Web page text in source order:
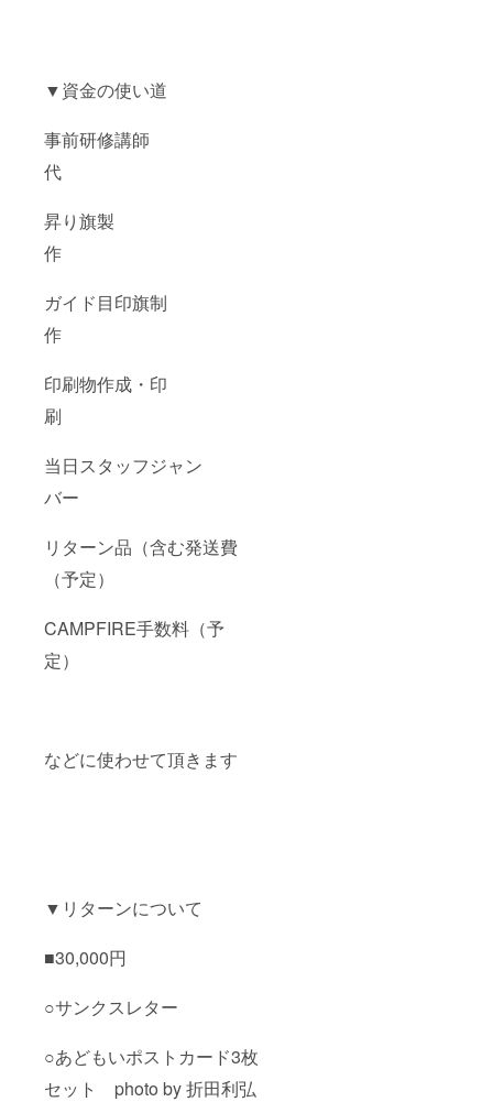
▼資金の使い道
事前研修講師
代
昇り旗製
作
ガイド目印旗制
作
印刷物作成・印
刷
当日スタッフジャン
バー
リターン品（含む発送費
（予定）
CAMPFIRE手数料（予
定）
などに使わせて頂きます
▼リターンについて
■30,000円
○サンクスレター
○あどもいポストカード3枚
セット photo by 折田利弘